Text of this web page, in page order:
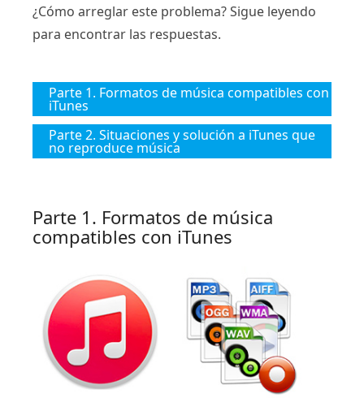
¿Cómo arreglar este problema? Sigue leyendo
para encontrar las respuestas.
Parte 1. Formatos de música compatibles con
iTunes
Parte 2. Situaciones y solución a iTunes que
no reproduce música
Parte 1. Formatos de música
compatibles con iTunes